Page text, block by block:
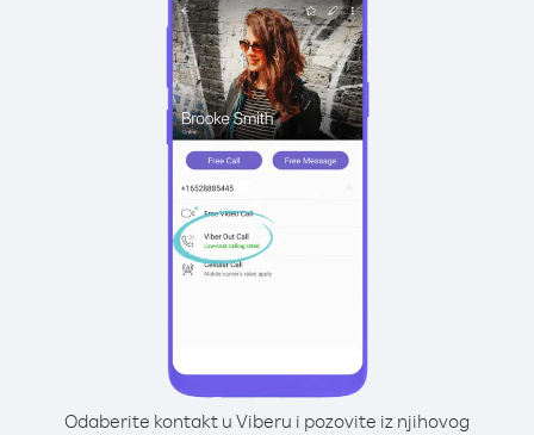
Odaberite kontakt u Viberu i pozovite iz njihovog